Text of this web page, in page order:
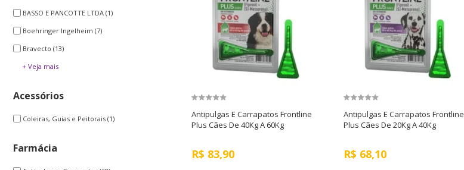
BASSO E PANCOTTE LTDA (1)
Boehringer Ingelheim (7)
Bravecto (13)
+ Veja mais
Acessórios
Coleiras, Guias e Peitorais (1)
Farmácia
Antipulgas E Carrapatos Frontline
Plus Cães De 40Kg A 60Kg
R$ 83,90
Antipulgas E Carrapatos Frontline
Plus Cães De 20Kg A 40Kg
R$ 68,10